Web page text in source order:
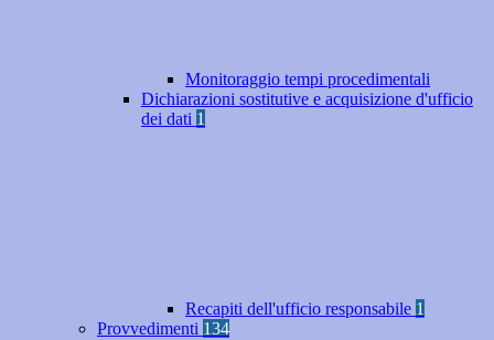
Monitoraggio tempi procedimentali
Dichiarazioni sostitutive e acquisizione d'ufficio
dei dati 1
Recapiti dell'ufficio responsabile 1
Provvedimenti 134